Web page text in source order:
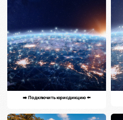
➡️ Подключить юрисдикцию ⬅️